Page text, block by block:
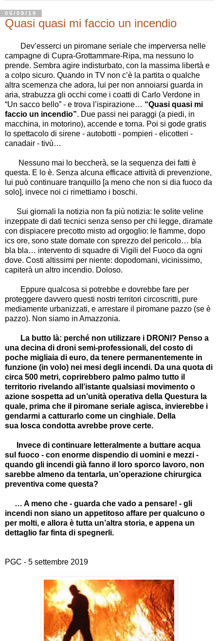
05/09/19
Quasi quasi mi faccio un incendio
Dev’esserci un piromane seriale che imperversa nelle
campagne di Cupra-Grottammare-Ripa, ma nessuno lo
prende. Sembra agire indisturbato, con la massima libertà e
a colpo sicuro. Quando in TV non c’è la partita o qualche
altra scemenza che adora, lui per non annoiarsi guarda in
aria, strabuzza gli occhi come i coatti di Carlo Verdone in
“Un sacco bello” - e trova l ’ispirazione… “Quasi quasi mi
faccio un incendio”. Due passi nei paraggi (a piedi, in
macchina, in motorino), accende e torna. Poi si gode gratis
lo spettacolo di sirene - autobotti - pompieri - elicotteri -
canadair - tivù…
Nessuno mai lo beccherà, se la sequenza dei fatti è
questa. E lo è. Senza alcuna efficace attività di prevenzione,
lui può continuare tranquillo [a meno che non si dia fuoco da
solo], invece noi ci rimettiamo i boschi.
Sui giornali la notizia non fa più notizia: le solite veline
inzeppate di dati tecnici senza senso per chi legge, diramate
con dispiacere precotto misto ad orgoglio: le fiamme, dopo
ics ore, sono state domate con sprezzo del pericolo… bla
bla bla… intervento di squadre di Vigili del Fuoco da ogni
dove. Costi altissimi per niente: dopodomani, vicinissimo,
capiterà un altro incendio. Doloso.
Eppure qualcosa si potrebbe e dovrebbe fare per
proteggere davvero questi nostri territori circoscritti, pure
mediamente urbanizzati, e arrestare il piromane pazzo (se è
pazzo). Non siamo in Amazzonia.
La butto là: perché non utilizzare i DRONI? Penso a
una decina di droni semi-professionali, del costo di
poche migliaia di euro, da tenere permanentemente in
funzione (in volo) nei mesi degli incendi. Da una quota di
circa 500 metri, coprirebbero palmo palmo tutto il
territorio rivelando all ’istante qualsiasi movimento o
azione sospetta ad un’unità operativa della Questura la
quale, prima che il piromane seriale agisca, invierebbe i
gendarmi a catturarlo come un cinghiale. Della
sua losca condotta avrebbe prove certe.
Invece di continuare letteralmente a buttare acqua
sul fuoco - con enorme dispendio di uomini e mezzi -
quando gli incendi già fanno il loro sporco lavoro, non
sarebbe almeno da tentarla, un’operazione chirurgica
preventiva come questa?
… A meno che - guarda che vado a pensare! - gli
incendi non siano un appetitoso affare per qualcuno o
per molti, e allora è tutta un’altra storia, e appena un
dettaglio far finta di spegnerli.
PGC - 5 settembre 2019